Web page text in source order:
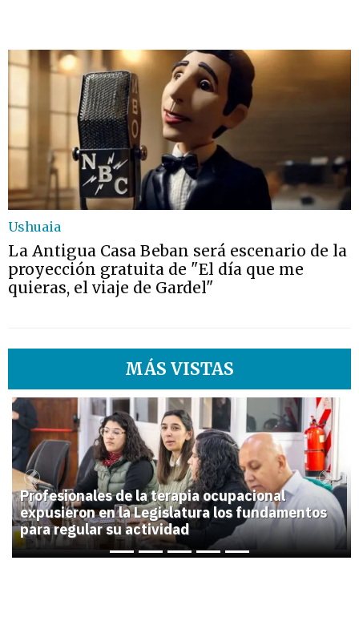
Ushuaia
La Antigua Casa Beban será escenario de la
proyección gratuita de "El día que me
quieras, el viaje de Gardel"
MÁS VISTAS
1
Profesionales de la terapia ocupacional
expusieron en la Legislatura los fundamentos
para regular su actividad
Previous Next